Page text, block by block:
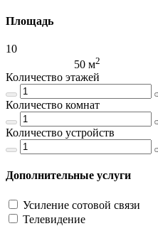
Площадь
10
50 м2
Количество этажей
Количество комнат
Количество устройств
Дополнительные услуги
Усиление сотовой связи
Телевидение